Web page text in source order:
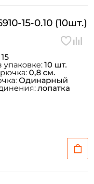
15-0.10 (10шт.)
15
упаковке: 10 шт.
0,8 см.
Одинарный
лопатка